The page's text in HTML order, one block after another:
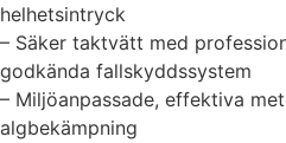
helhetsintryck
– Säker taktvätt med
godkända fallskyddssystem
– Miljöanpassade, effektiva
algbekämpning